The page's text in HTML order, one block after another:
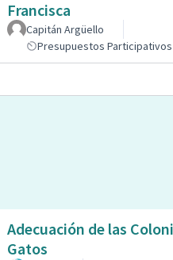
Francisca
Capitán Argüello
Presupuestos Participativos
Adecuación de las
Gatos